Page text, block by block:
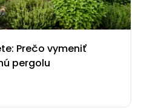
Prečo vymeniť
pergolu